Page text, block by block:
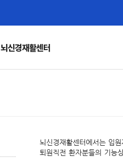
뇌신경재활센터
뇌신경재활센터에서는 입
퇴원직전 환자분들의 기능